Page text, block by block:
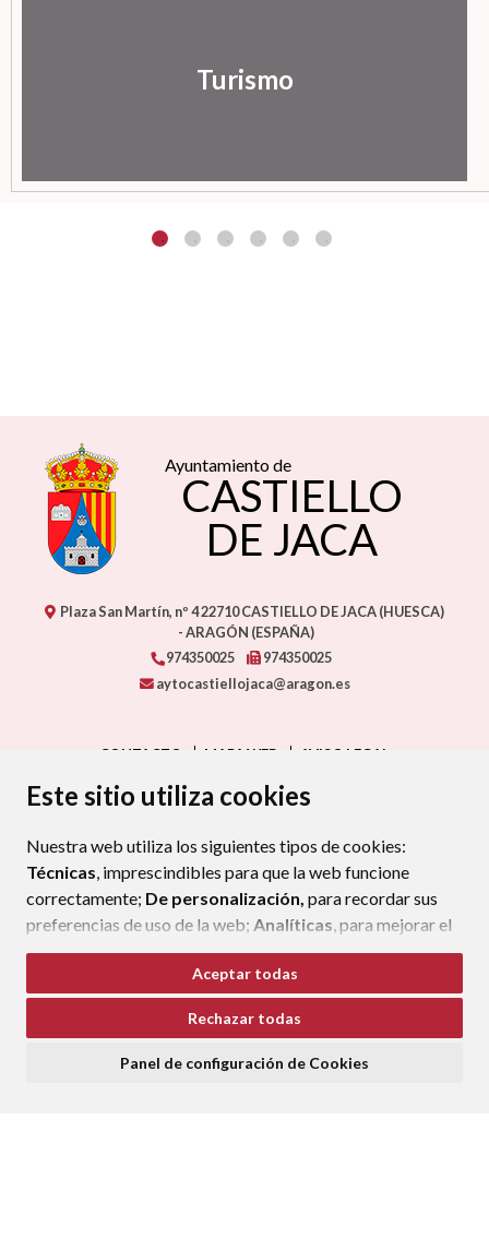
Este sitio utiliza cookies
Nuestra web utiliza los siguientes tipos de cookies:
Técnicas, imprescindibles para que la web funcione
correctamente; De personalización, para recordar sus
preferencias de uso de la web; Analíticas, para mejorar el
funcionamiento de la web y sus servicios.
Si acepta pulsando el botón“Aceptar todas”
consideramos que acepta su uso. Si pulsa el botón
ninguna acción, se guardarán las cookies técnicas
Aceptar todas
Rechazar todas
Panel de configuración de Cookies
Turismo
Ayuntamiento de
CASTIELLO
DE JACA
Plaza San Martín, nº 422710CASTIELLO DE JACA (HUESCA)
- ARAGÓN (ESPAÑA)
974350025
974350025
aytocastiellojaca@aragon.es
CONTACTO MAPA WEB
AVISO LEGAL
PROTECCIÓN DE DATOS
POLÍTICA DE COOKIES